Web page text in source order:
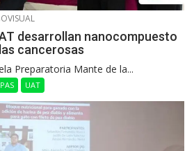
desarrollan nanocompuesto
cancerosas
Preparatoria Mante de la...
UAT